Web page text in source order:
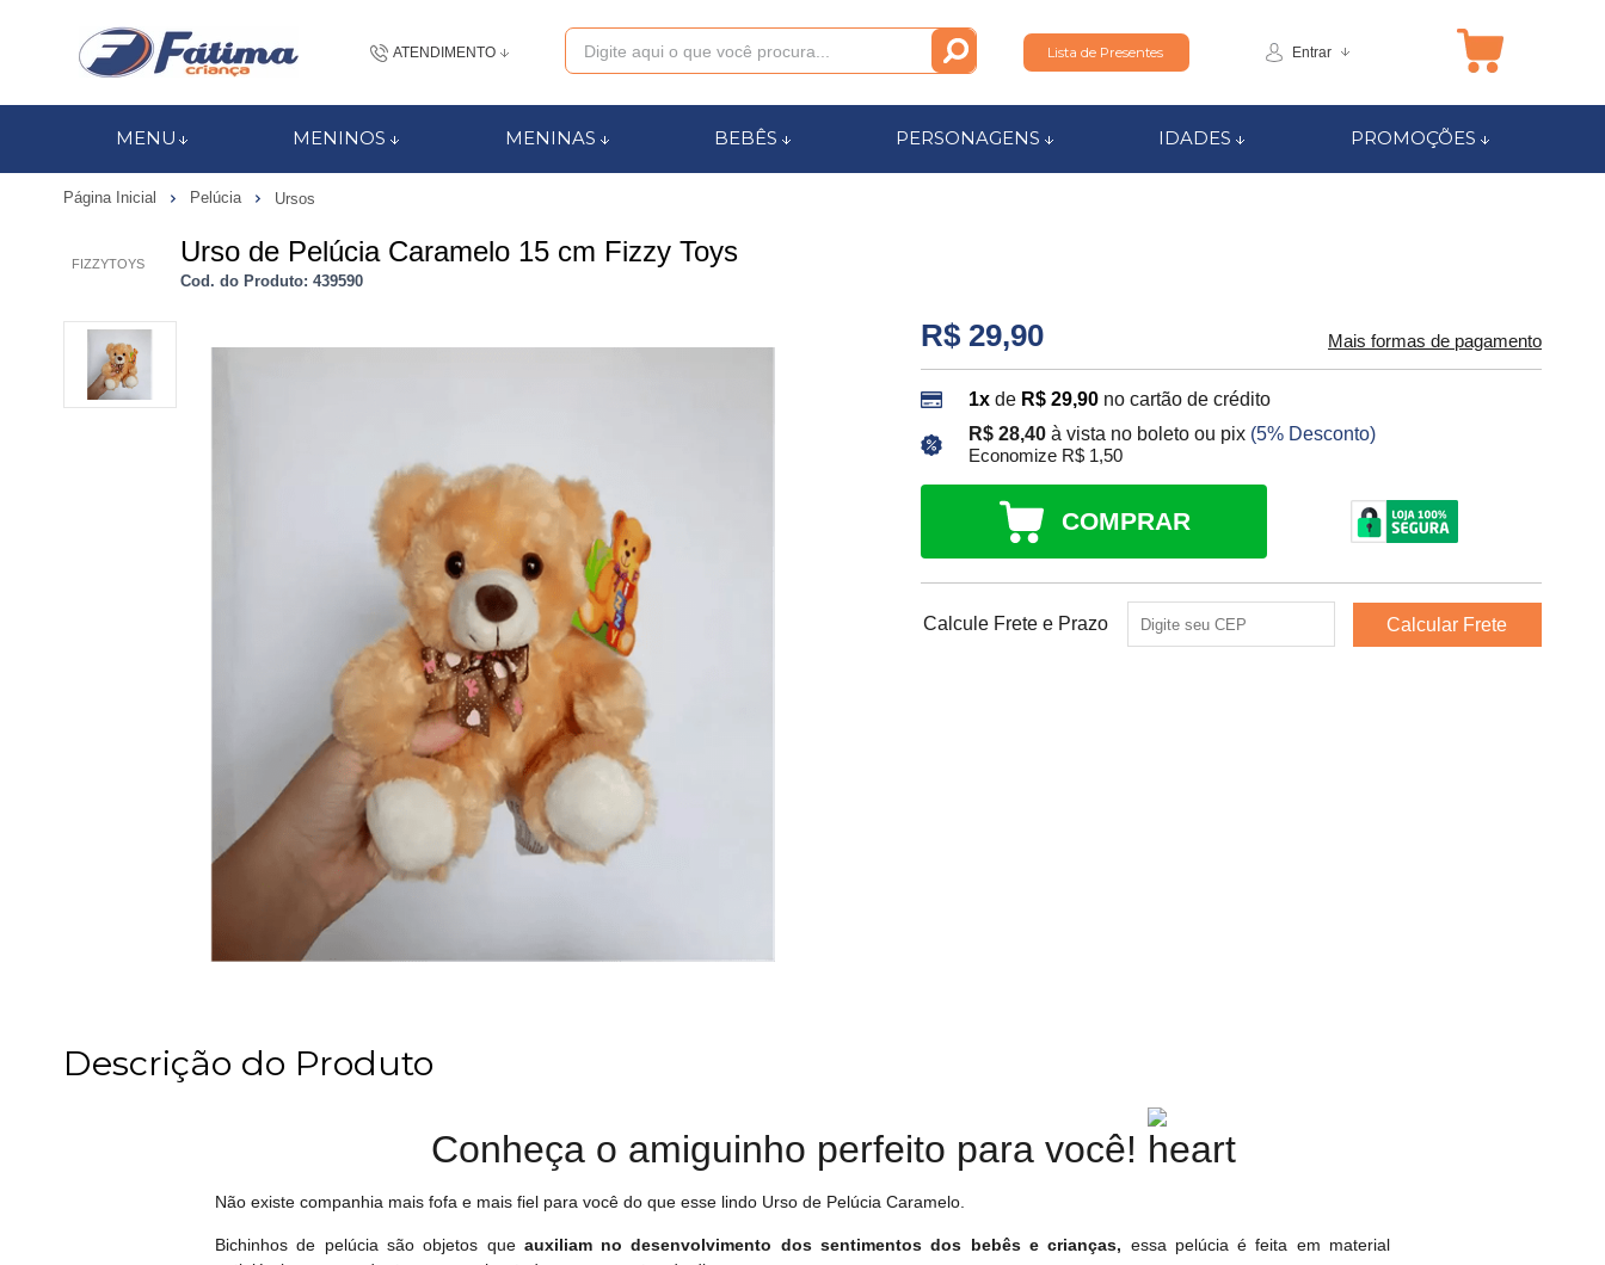
ATENDIMENTO Lista de Presentes Entrar
MENU MENINOS MENINAS BEBÊS PERSONAGENS IDADES PROMOÇÕES
Página Inicial Pelúcia Ursos
FIZZYTOYS Urso de Pelúcia Caramelo 15 cm Fizzy Toys
Cod. do Produto: 439590
R$ 29,90 Mais formas de pagamento
1x de R$ 29,90 no cartão de crédito
R$ 28,40à vista no boleto ou pix (5% Desconto)
Economize R$ 1,50
COMPRAR
Calcule Frete e Prazo
Descrição do Produto
Conheça o amiguinho perfeito para você!
Não existe companhia mais fofa e mais fiel para você do que esse lindo Urso de Pelúcia Caramelo.
Bichinhos de pelúcia são objetos que auxiliam no desenvolvimento dos sentimentos dos bebês e crianças, essa pelúcia é feita em material